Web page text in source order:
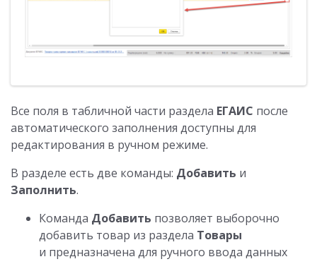
Все поля в табличной части раздела ЕГАИС после
автоматического заполнения доступны для
редактирования в ручном режиме.
В разделе есть две команды: Добавить и
Заполнить.
Команда Добавить позволяет выборочно
добавить товар из раздела Товары
и предназначена для ручного ввода данных